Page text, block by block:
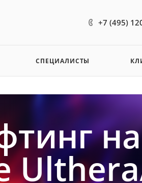
+7 (495)
СПЕЦИАЛИСТЫ
на